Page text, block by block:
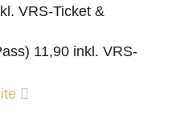
VRS-Ticket &
11,90 inkl. VRS-